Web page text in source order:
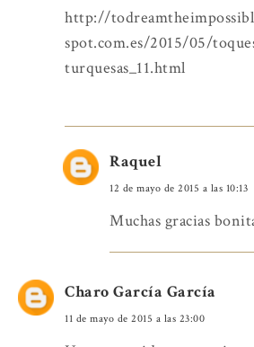
http://
spot.com.es/2015/05/
turquesas_11.html
Raquel
12 de mayo de 2015 a las 10:13
Muchas gracias
Charo García García
11 de mayo de 2015 a las 23:00